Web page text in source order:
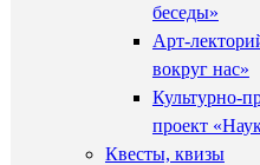
беседы»
Арт-
вокруг нас»
Культурно-
проект
Квесты, квизы